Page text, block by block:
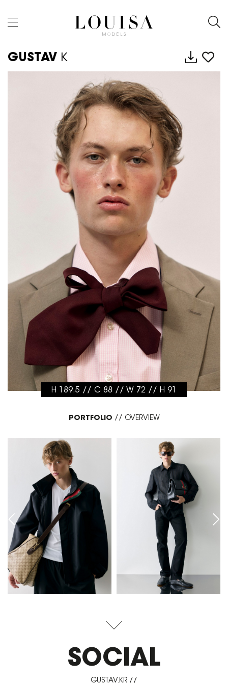
GUSTAV K
H 189.5 // C 88 // W 72 // H 91
PORTFOLIO // OVERVIEW
SOCIAL
GUSTAV.KR //